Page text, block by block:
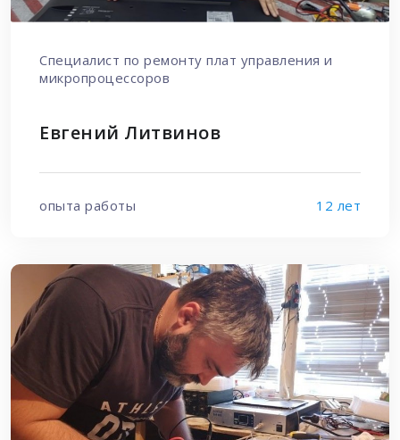
Специалист по ремонту плат управления и
микропроцессоров
Евгений Литвинов
опыта работы 12 лет